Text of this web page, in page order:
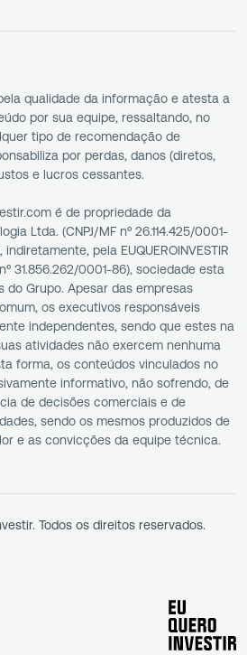
qualidade da informação e atesta a
por sua equipe, ressaltando, no
tipo de recomendação de
por perdas, danos (diretos,
e lucros cessantes.
é de propriedade da
Ltda. (CNPJ/MF nº 26.114.425/0001-
pela EUQUEROINVESTIR
31.856.262/0001-86), sociedade esta
do Grupo. Apesar das empresas
os executivos responsáveis
independentes, sendo que estes na
atividades não exercem nenhuma
forma, os conteúdos vinculados no
informativo, não sofrendo, de
de decisões comerciais e de
sendo os mesmos produzidos de
e as convicções da equipe técnica.
Todos os direitos reservados.